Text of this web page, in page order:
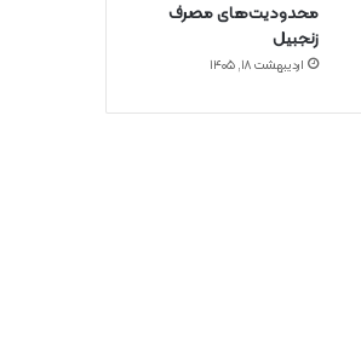
محدودیت‌های مصرف
زنجبیل
اردیبهشت ۱۸, ۱۴۰۵